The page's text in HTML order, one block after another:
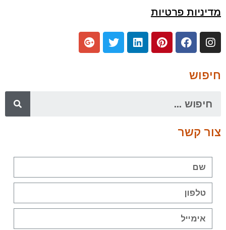
מדיניות פרטיות
חיפוש
צור קשר